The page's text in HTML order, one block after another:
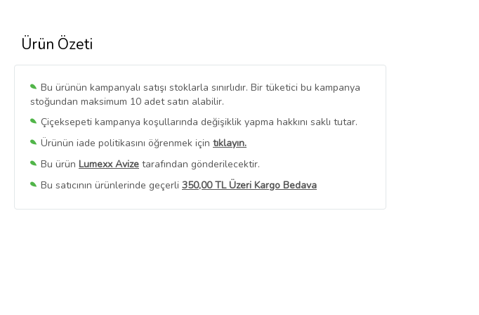
Ürün Özeti
Bu ürünün kampanyalı satışı stoklarla sınırlıdır. Bir tüketici bu kampanya
stoğundan maksimum 10 adet satın alabilir.
Çiçeksepeti kampanya koşullarında değişiklik yapma hakkını saklı tutar.
Ürünün iade politikasını öğrenmek için tıklayın.
Bu ürün Lumexx Avize tarafından gönderilecektir.
Bu satıcının ürünlerinde geçerli 350,00 TL Üzeri Kargo Bedava
Bu SatıcınınTüm Ürünlerini Görüntüle